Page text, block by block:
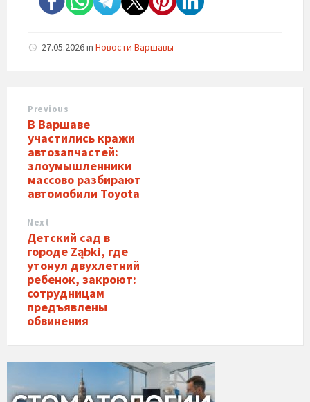
27.05.2026in Новости Варшавы
Previous
В Варшаве
участились кражи
автозапчастей:
злоумышленники
массово разбирают
автомобили Toyota
Next
Детский сад в
городе Ząbki, где
утонул двухлетний
ребенок, закроют:
сотрудницам
предъявлены
обвинения